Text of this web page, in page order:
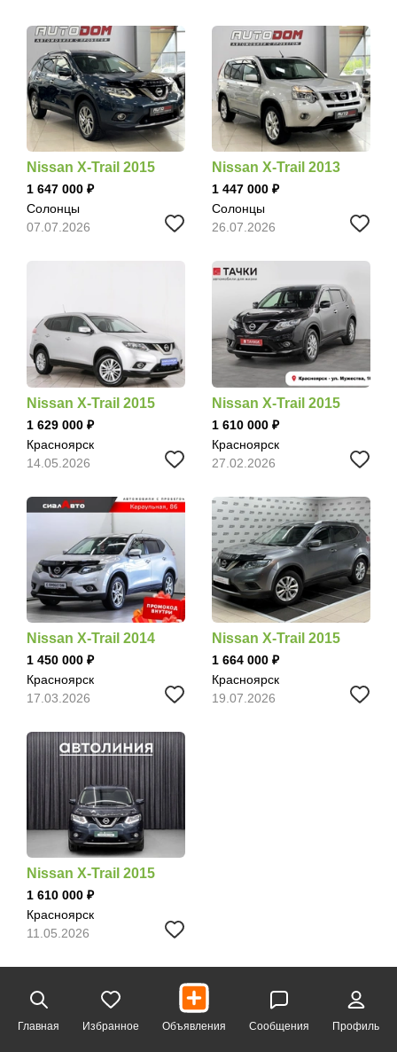
Nissan X-Trail 2015
1 647 000
Солонцы
07.07.2026
Nissan X-Trail 2013
1 447 000
Солонцы
26.07.2026
Nissan X-Trail 2015
1 629 000
Красноярск
14.05.2026
Nissan X-Trail 2015
1 610 000
Красноярск
27.02.2026
Nissan X-Trail 2014
1 450 000
Красноярск
17.03.2026
Nissan X-Trail 2015
1 664 000
Красноярск
19.07.2026
Nissan X-Trail 2015
1 610 000
Красноярск
11.05.2026
Главная Избранное Объявления Сообщения Профиль